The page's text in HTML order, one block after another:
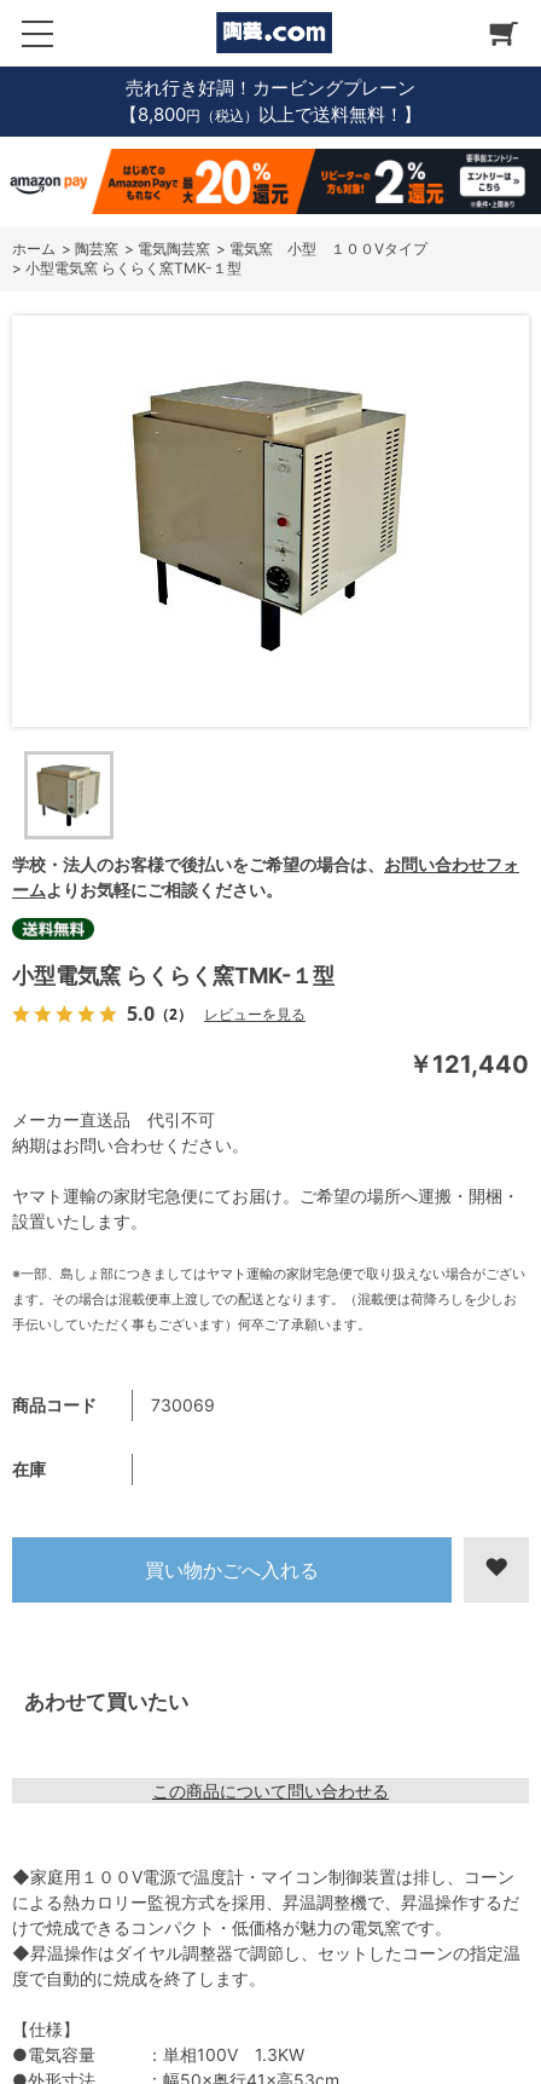
売れ行き好調！カービングプレーン
【8,800円（税込） 以上で送料無料！】
ホーム > 陶芸窯 > 電気陶芸窯 > 電気窯 小型 １００Vタイプ
> 小型電気窯 らくらく窯TMK-１型
小型電気窯 らくらく窯TMK-１型
5.0 （2） レビューを見る
￥121,440
商品コード 730069
在庫
あわせて買いたい
この商品について問い合わせる
メーカー直送品 代引不可
納期はお問い合わせください。
ヤマト運輸の家財宅急便にてお届け。ご希望の場所へ運搬・開梱・
設置いたします。
※一部、島しょ部につきましてはヤマト運輸の家財宅急便で取り扱えない場合がござい
ます。その場合は混載便車上渡しでの配送となります。（混載便は荷降ろしを少しお
手伝いしていただく事もございます）何卒ご了承願います。
◆家庭用１００V電源で温度計・マイコン制御装置は排し、コーン
による熱カロリー監視方式を採用、昇温調整機で、昇温操作するだ
けで焼成できるコンパクト・低価格が魅力の電気窯です。
◆昇温操作はダイヤル調整器で調節し、セットしたコーンの指定温
度で自動的に焼成を終了します。
【仕様】
●電気容量 ：単相100V 1.3KW
学校・法人のお客様で後払いをご希望の場合は、 お問い合わせフォ
ームよりお気軽にご相談ください。